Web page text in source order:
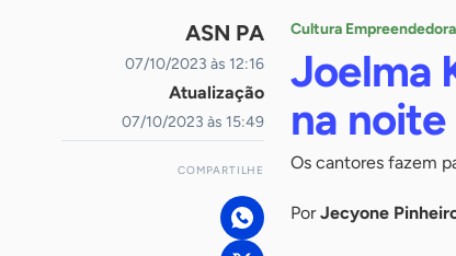
ASN PA
07/10/2023 às 12:16
Atualização
07/10/2023 às 15:49
COMPARTILHE
Cultura Empreendedora
Joelma
na
Os cantores fazem
PorJecyone